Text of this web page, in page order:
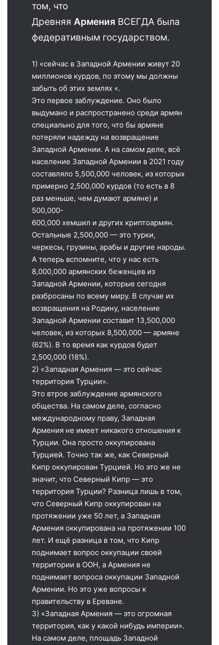
том, что
Древняя Армения ВСЕГДА была
федеративным государством.
1) «сейчас в Западной Армении живут 20
миллионов курдов, по этому мы должны
забыть об этих землях «.
Это первое заблуждение. Оно было
выдумано и распространено среди армян
специально для того, что бы армяне
потеряли надежду на возвращение
Западной Армении. А на самом деле, всё
население Западной Армении в 2021 году
составляло 5,500,000 человек, из которых
примерно 2,500,000 курдов (то есть в 8
раз меньше, чем думают армяне) и
500,000-
600,000 хемшил и других криптоармян.
Остальные 2,500,000 — это турки,
черкесы, грузины, арабы и другие народы.
А теперь вспомните, что у нас есть
8,000,000 армянских беженцев из
Западной Армении, которые сегодня
разбросаны по всему миру. В случае их
возвращения на Родину, население
Западной Армении составит 13,500,000
человек, из которых 8,500,000 — армяне
(62%). В то время как курдов будет
2,500,000 (18%).
2) «Западная Армения — это сейчас
территория Турции».
Это втрое заблуждение армянского
общества. На самом деле, согласно
международному праву, Западная
Армения не имеет никакого отношения к
Турции. Она просто оккупирована
Турцией. Точно так же, как Северный
Кипр оккупирован Турцией. Но это же не
значит, что Северный Кипр — это
территория Турции? Разница лишь в том,
что Северный Кипр оккупирован на
протяжении уже 50 лет, а Западная
Армения оккупирована на протяжении 100
лет. И ещё разница в том, что Кипр
поднимает вопрос оккупации своей
территории в ООН, а Армения не
поднимает вопроса оккупации Западной
Армении. Но это уже вопросы к
правительству в Ереване.
3) «Западная Армения — это огромная
территория, как у какой нибудь империи».
На самом деле, площадь Западной